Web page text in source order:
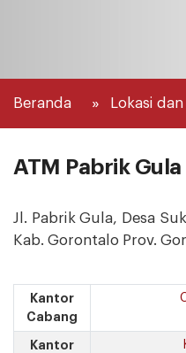
Beranda Lokasi
ATM Pabrik Gula
Jl. Pabrik Gula, Desa
Kab. Gorontalo Prov.
Kantor
Cabang
Kantor